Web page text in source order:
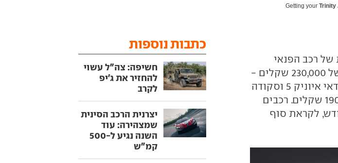
Getting yourTrinity
של רכב הפנאי
, במחיר התחלתי של 230,000 שקלים -
יקר משמעותית מהמתחרים הישירים יונדאי איוניק 5 וסקודה
אניאק, שנמכרים במחירי כניסה של 190,000 שקלים. רכבים
לקראת סוף
כתבות נוספות
חשיפה: צה"ל עשוי
להחזיר את ג'יפ
לקרב
יצרנית הרכב הסינית
שמצהירה: עוד
השנה נגיע ל-500
קמ"ש